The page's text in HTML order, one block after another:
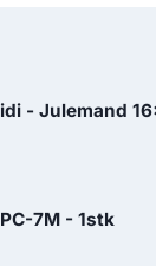
- Julemand
7M - 1stk